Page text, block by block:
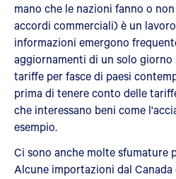
mano che le nazioni fanno o
accordi commerciali) è un
informazioni emergono
aggiornamenti di un solo
tariffe per fasce di paesi
prima di tenere conto delle
che interessano beni come
esempio.
Ci sono anche molte sfumature
Alcune importazioni dal Canada